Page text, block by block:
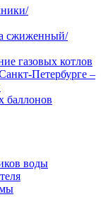
сжиженный/
газовых котлов
Петербурге –
баллонов
воды